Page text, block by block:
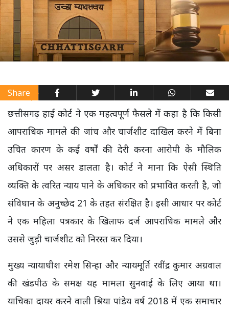
Share
छत्तीसगढ़ हाई कोर्ट ने एक महत्वपूर्ण फैसले में कहा है कि किसी
आपराधिक मामले की जांच और चार्जशीट दाखिल करने में बिना
उचित कारण के कई वर्षों की देरी करना आरोपी के मौलिक
अधिकारों पर असर डालता है। कोर्ट ने माना कि ऐसी स्थिति
व्यक्ति के त्वरित न्याय पाने के अधिकार को प्रभावित करती है, जो
संविधान के अनुच्छेद 21 के तहत संरक्षित है। इसी आधार पर कोर्ट
ने एक महिला पत्रकार के खिलाफ दर्ज आपराधिक मामले और
उससे जुड़ी चार्जशीट को निरस्त कर दिया।
मुख्य न्यायाधीश रमेश सिन्हा और न्यायमूर्ति रवींद्र कुमार अग्रवाल
की खंडपीठ के समक्ष यह मामला सुनवाई के लिए आया था।
याचिका दायर करने वाली श्रिया पांडेय वर्ष 2018 में एक समाचार